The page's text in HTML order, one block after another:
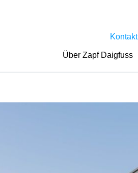
Kontakt
Über Zapf Daigfuss